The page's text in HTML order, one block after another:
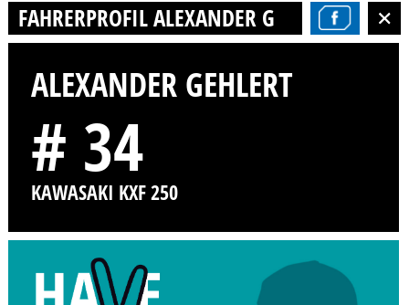
FAHRERPROFIL ALEXANDER GEHLERT
ALEXANDER GEHLERT
# 34
KAWASAKI KXF 250